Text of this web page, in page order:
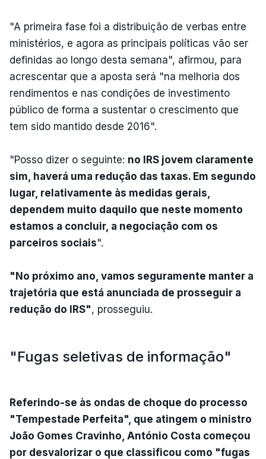
"A primeira fase foi a distribuição de verbas entre
ministérios, e agora as principais políticas vão ser
definidas ao longo desta semana", afirmou, para
acrescentar que a aposta será "na melhoria dos
rendimentos e nas condições de investimento
público de forma a sustentar o crescimento que
tem sido mantido desde 2016".
"Posso dizer o seguinte: no IRS jovem claramente
sim, haverá uma redução das taxas. Em segundo
lugar, relativamente às medidas gerais,
dependem muito daquilo que neste momento
estamos a concluir, a negociação com os
parceiros sociais".
"No próximo ano, vamos seguramente manter a
trajetória que está anunciada de prosseguir a
redução do IRS", prosseguiu.
"Fugas seletivas de informação"
Referindo-se às ondas de choque do processo
"Tempestade Perfeita", que atingem o ministro
João Gomes Cravinho, António Costa começou
por desvalorizar o que classificou como "fugas